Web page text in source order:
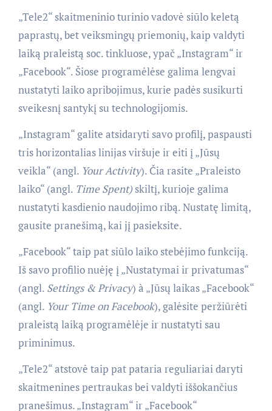
„Tele2“ skaitmeninio turinio vadovė siūlo keletą
paprastų, bet veiksmingų priemonių, kaip valdyti
laiką praleistą soc. tinkluose, ypač „Instagram“ ir
„Facebook“. Šiose programėlėse galima lengvai
nustatyti laiko apribojimus, kurie padės susikurti
sveikesnį santykį su technologijomis.
„Instagram“ galite atsidaryti savo profilį, paspausti
tris horizontalias linijas viršuje ir eiti į „Jūsų
veikla“ (angl. Your Activity). Čia rasite „Praleisto
laiko“ (angl. Time Spent)skiltį, kurioje galima
nustatyti kasdienio naudojimo ribą. Nustatę limitą,
gausite pranešimą, kai jį pasieksite.
„Facebook“ taip pat siūlo laiko stebėjimo funkciją.
Iš savo profilio nuėję į „Nustatymai ir privatumas“
(angl. Settings & Privacy) à „Jūsų laikas „Facebook“
(angl. Your Time on Facebook), galėsite peržiūrėti
praleistą laiką programėlėje ir nustatyti sau
priminimus.
„Tele2“ atstovė taip pat pataria reguliariai daryti
skaitmenines pertraukas bei valdyti iššokančius
pranešimus. „Instagram“ ir „Facebook“